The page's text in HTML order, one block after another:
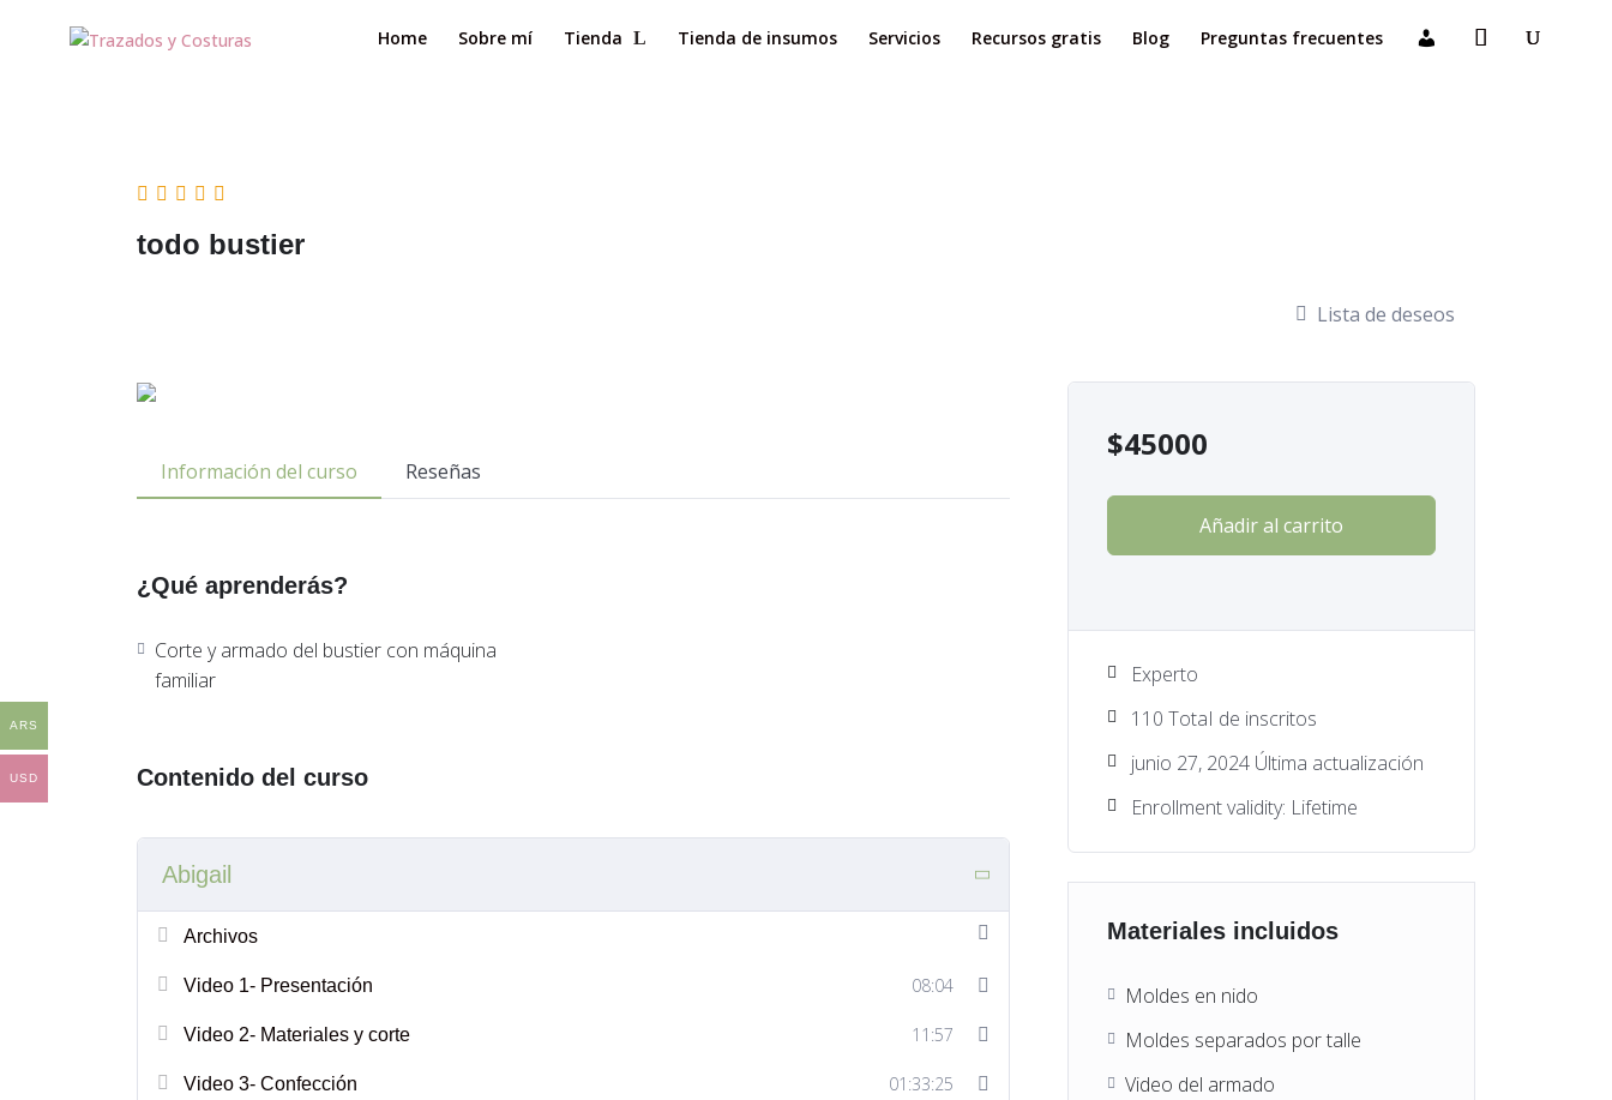
Home Sobre mí Tienda Tienda de insumos Servicios Recursos gratis Blog Preguntas frecuentes
todo bustier
Lista de deseos
Información del curso Reseñas
¿Qué aprenderás?
Corte y armado del bustier con máquina
familiar
Contenido del curso
Abigail
Archivos
Video 1- Presentación 08:04
Video 2- Materiales y corte 11:57
Video 3- Confección 01:33:25
$45000
Añadir al carrito
Experto
110 TotaI de inscritos
junio 27, 2024 Última actualización
Enrollment validity: Lifetime
Materiales incluidos
Moldes en nido
Moldes separados por talle
Video del armado
ARS
USD